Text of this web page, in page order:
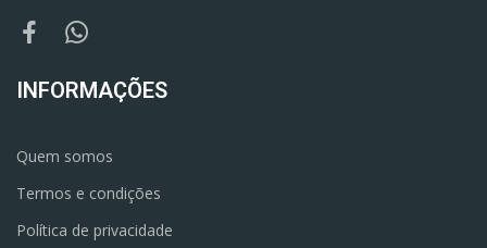
INFORMAÇÕES
Quem somos
Termos e condições
Política de privacidade